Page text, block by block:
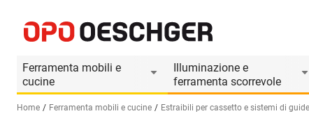
Ferramenta mobili e
cucine
Illuminazione e
ferramenta scorrevole
Home Ferramenta mobili e cucine Estraibili per cassetto e sistemi di
Informazioni prodotto
Accessori adatti